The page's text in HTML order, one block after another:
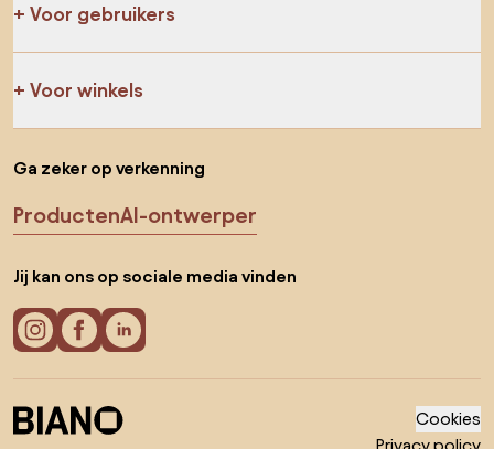
Voor gebruikers
Voor winkels
Ga zeker op verkenning
ProductenAI-ontwerper
Jij kan ons op sociale media vinden
Cookies
Privacy policy